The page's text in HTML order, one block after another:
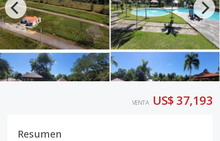
VENTA US$ 37,193
Resumen